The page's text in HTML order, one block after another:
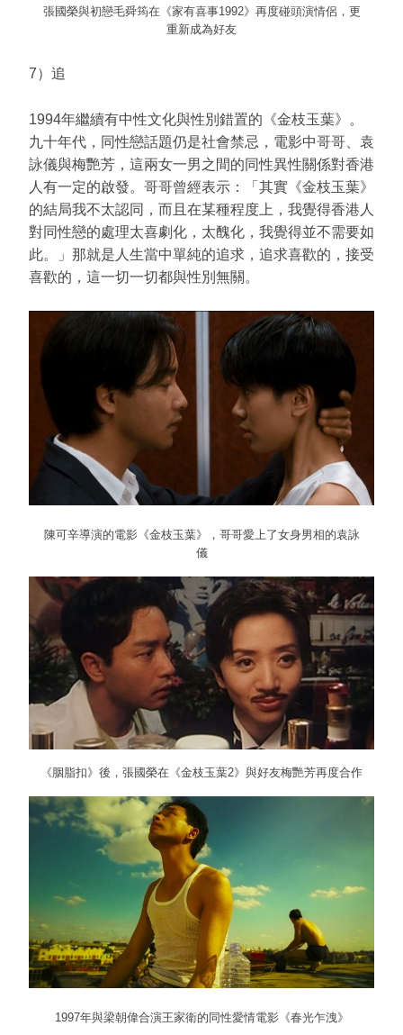
張國榮與初戀毛舜筠在《家有喜事1992》再度碰頭演情侶，更
重新成為好友
7）追
1994年繼續有中性文化與性別錯置的《金枝玉葉》。
九十年代，同性戀話題仍是社會禁忌，電影中哥哥、袁
詠儀與梅艷芳，這兩女一男之間的同性異性關係對香港
人有一定的啟發。哥哥曾經表示：「其實《金枝玉葉》
的結局我不太認同，而且在某種程度上，我覺得香港人
對同性戀的處理太喜劇化，太醜化，我覺得並不需要如
此。」那就是人生當中單純的追求，追求喜歡的，接受
喜歡的，這一切一切都與性別無關。
陳可辛導演的電影《金枝玉葉》，哥哥愛上了女身男相的袁詠
儀
《胭脂扣》後，張國榮在《金枝玉葉2》與好友梅艷芳再度合作
1997年與梁朝偉合演王家衛的同性愛情電影《春光乍洩》